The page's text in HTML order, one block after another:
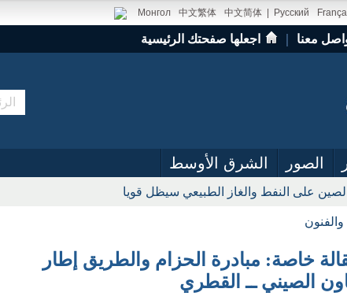
Русский
中文简体
中文繁体
Монгол
معنا اجعلها صفحتك الرئيسية
الصور الشرق الأوسط
ينفقون المزيد على البريد السريع في عام 2016
والفنون
خاصة: مبادرة الحزام والطريق إطار
الصيني ــ القطري